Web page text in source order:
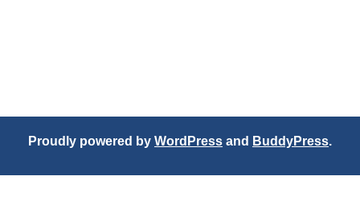
Proudly powered by WordPress and BuddyPress.